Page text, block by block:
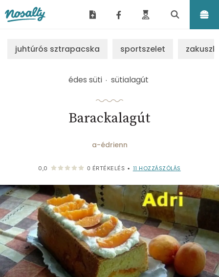
juhtúrós sztrapacska sportszelet
édes süti sütialagút
Barackalagút
a-édrienn
0,0 0 ÉRTÉKELÉS • 11 HOZZÁSZÓLÁS